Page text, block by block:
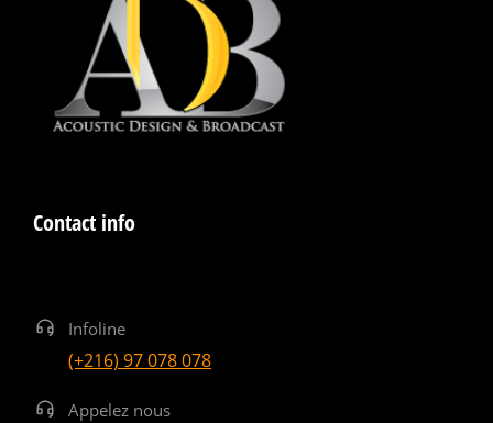
Contact info
Infoline
(+216) 97 078 078
Appelez nous